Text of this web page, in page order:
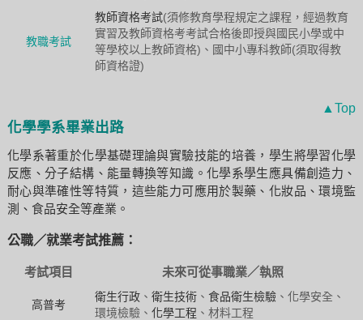
教職考試
教師資格考試(須修教育學程規定之課程，經過教育
實習及教師資格考考試合格後即授與國民小學或中
等學校以上教師資格)、國中小專科教師(須取得教
師資格證)
▲Top
化學學系畢業出路
化學系著重於化學基礎理論與實驗技能的培養，學生將學習化學
反應、分子結構、能量轉換等知識。化學系學生應具備創造力、
耐心與準確性等特質，這些能力可應用於製藥、化妝品、環境監
測、食品安全等產業。
公職／就業考試推薦：
考試項目 未來可從事職業／執照
高普考
衛生行政、 衛生技術、 食品衛生檢驗、化學安全、
環境檢驗、 化學工程 、材料工程